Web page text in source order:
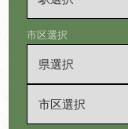
市区選択